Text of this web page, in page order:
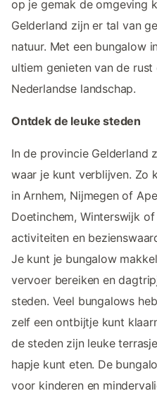
op je gemak de omgeving
Gelderland zijn er tal van
natuur. Met een bungalow
ultiem genieten van de rust
Nederlandse landschap.
Ontdek de leuke steden
In de provincie Gelderland
waar je kunt verblijven. Zo
in Arnhem, Nijmegen of
Doetinchem, Winterswijk
activiteiten en
Je kunt je bungalow
vervoer bereiken en
steden. Veel bungalows
zelf een ontbijtje kunt
de steden zijn leuke
hapje kunt eten. De
voor kinderen en